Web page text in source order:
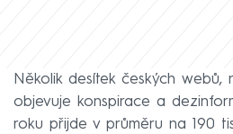
Několik desítek českých webů,
objevuje konspirace a
roku přijde v průměru na 190